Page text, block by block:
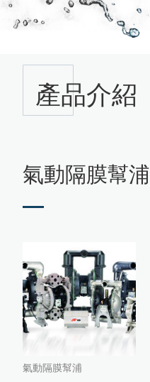
關於我們
場內照
板框式壓濾機
氣動隔膜幫浦
中古機台
砂石專用板框污泥脱水機
泵浦維修
螺旋擠壓式污泥脫水機
檔案下載
影音專區
最新消息
產品介紹
氣動隔膜幫浦
氣動隔膜幫浦